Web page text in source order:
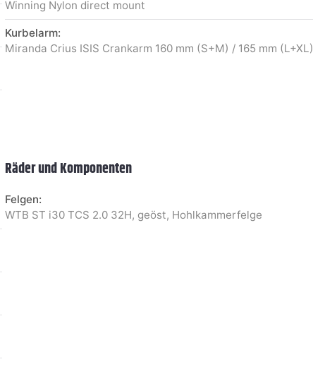
Winning Nylon direct mount
Kurbelarm:
Miranda Crius ISIS Crankarm 160 mm (S+M) / 165 mm (L+XL)
Räder und Komponenten
Felgen:
WTB ST i30 TCS 2.0 32H, geöst, Hohlkammerfelge